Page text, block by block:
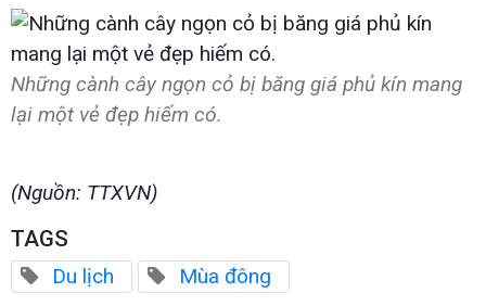
Những cành cây ngọn cỏ bị băng giá phủ kín mang
lại một vẻ đẹp hiếm có.
(Nguồn: TTXVN)
TAGS
Du lịch Mùa đông